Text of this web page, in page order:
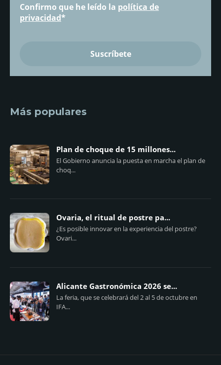
Confirmo que he leído la política de
privacidad*
Más populares
Plan de choque de 15 millones...
El Gobierno anuncia la puesta en marcha el plan de
choq...
Ovaria, el ritual de postre pa...
¿Es posible innovar en la experiencia del postre?
Ovari...
Alicante Gastronómica 2026 se...
La feria, que se celebrará del 2 al 5 de octubre en
IFA...